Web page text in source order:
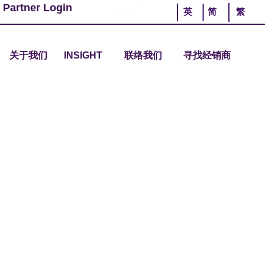
Partner Login 英 简 繁
关于我们 INSIGHT 联络我们 寻找经销商